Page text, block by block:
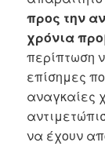
προς την
χρόνια
περίπτωση
επίσημες
αναγκαίες
να έχουν